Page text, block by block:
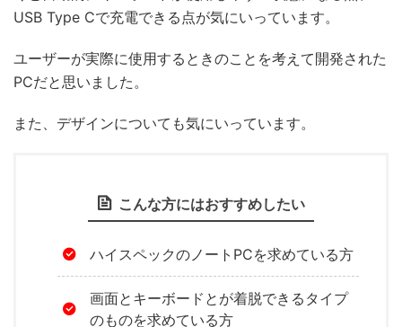
USB Type Cで充電できる点が気にいっています。
ユーザーが実際に使用するときのことを考えて開発された
PCだと思いました。
また、デザインについても気にいっています。
こんな方にはおすすめしたい
ハイスペックのノートPCを求めている方
画面とキーボードとが着脱できるタイプ
のものを求めている方